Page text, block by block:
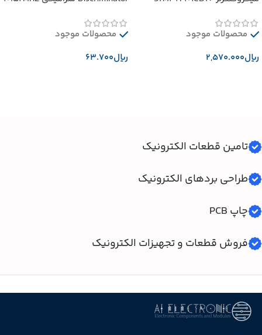
محصولات موجود
﷼
محصولات موجود
﷼
تامین قطعات الکترونیک
طراحی بردهای الکترونیک
چاپ PCB
فروش قطعات و تجهیزات الکترونیک